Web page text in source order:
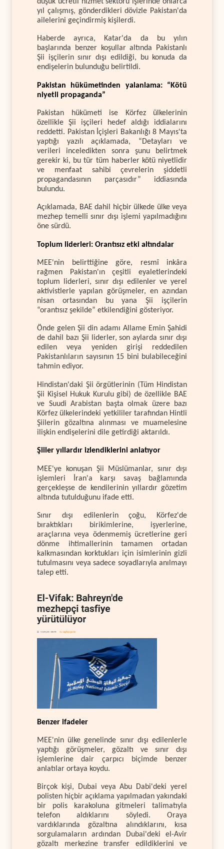
yıl çalışmış, gönderdikleri dövizle Pakistan'da
ailelerini geçindirmiş kişilerdi.
Haberde ayrıca, Katar'da da bu yılın
başlarında benzer koşullar altında Pakistanlı
Şii işçilerin sınır dışı edildiği, bu konuda da
endişelerin bulunduğu belirtildi.
Pakistan hükümetinden yalanlama: “Kötü
niyetli propaganda”
Pakistan hükümeti ise Körfez ülkelerinin
özellikle Şii işçileri hedef aldığı iddialarını
reddetti. Pakistan İçişleri Bakanlığı 8 Mayıs'ta
yaptığı yazılı açıklamada, “Detayları ve
verileri inceledikten sonra şunu belirtmek
gerekir ki, bu tür tüm haberler kötü niyetlidir
ve menfaat sahibi çevrelerin şiddetli
propagandasının parçasıdır” iddiasında
bulundu.
Açıklamada, BAE dahil hiçbir ülkede ülke veya
mezhep temelli sınır dışı işlemi yapılmadığını
öne sürdü.
Toplum liderleri: Orantısız etki altındalar
MEE'nin belirttiğine göre, resmî inkâra
rağmen Pakistan'ın çeşitli eyaletlerindeki
toplum liderleri, sınır dışı edilenler ve yerel
aktivistlerle yapılan görüşmeler, en azından
nisan ortasından bu yana Şii işçilerin
“orantısız şekilde” etkilendiğini gösteriyor.
Önde gelen Şii din adamı Allame Emin Şahidi
de dahil bazı Şii liderler, son aylarda sınır dışı
edilen veya yeniden girişi reddedilen
Pakistanlıların sayısının 15 bini bulabileceğini
tahmin ediyor.
Hindistan'daki Şii örgütlerinin (Tüm Hindistan
Şii Kişisel Hukuk Kurulu gibi) de özellikle BAE
ve Suudi Arabistan başta olmak üzere bazı
Körfez ülkelerindeki yetkililer tarafından Hintli
Şiilerin gözaltına alınması ve muamelesine
ilişkin endişelerini dile getirdiği aktarıldı.
Şiiler yıllardır izlendiklerini anlatıyor
MEE'ye konuşan Şii Müslümanlar, sınır dışı
işlemleri İran'a karşı savaş bağlamında
gerçekleşse de kendilerinin yıllardır gözetim
altında tutulduğunu ifade etti.
Sınır dışı edilenlerin çoğu, Körfez'de
bıraktıkları birikimlerine, işyerlerine,
araçlarına veya ödenmemiş ücretlerine geri
dönme ihtimallerinin tamamen ortadan
kalkmasından korktukları için isimlerinin gizli
tutulmasını veya sadece soyadlarıyla anılmayı
talep etti.
Benzer ifadeler
MEE'nin ülke genelinde sınır dışı edilenlerle
yaptığı görüşmeler, gözaltı ve sınır dışı
işlemlerine dair çarpıcı biçimde benzer
anlatılar ortaya koydu.
Birçok kişi, Dubai veya Abu Dabi'deki yerel
polisten hiçbir açıklama yapılmadan yakındaki
bir polis karakoluna gitmeleri talimatıyla
telefon aldıklarını söyledi. Oraya
vardıklarında gözaltına alındıklarını, kısa
sorgulamaların ardından Dubai'deki el-Avir
gözaltı merkezine transfer edildiklerini ve